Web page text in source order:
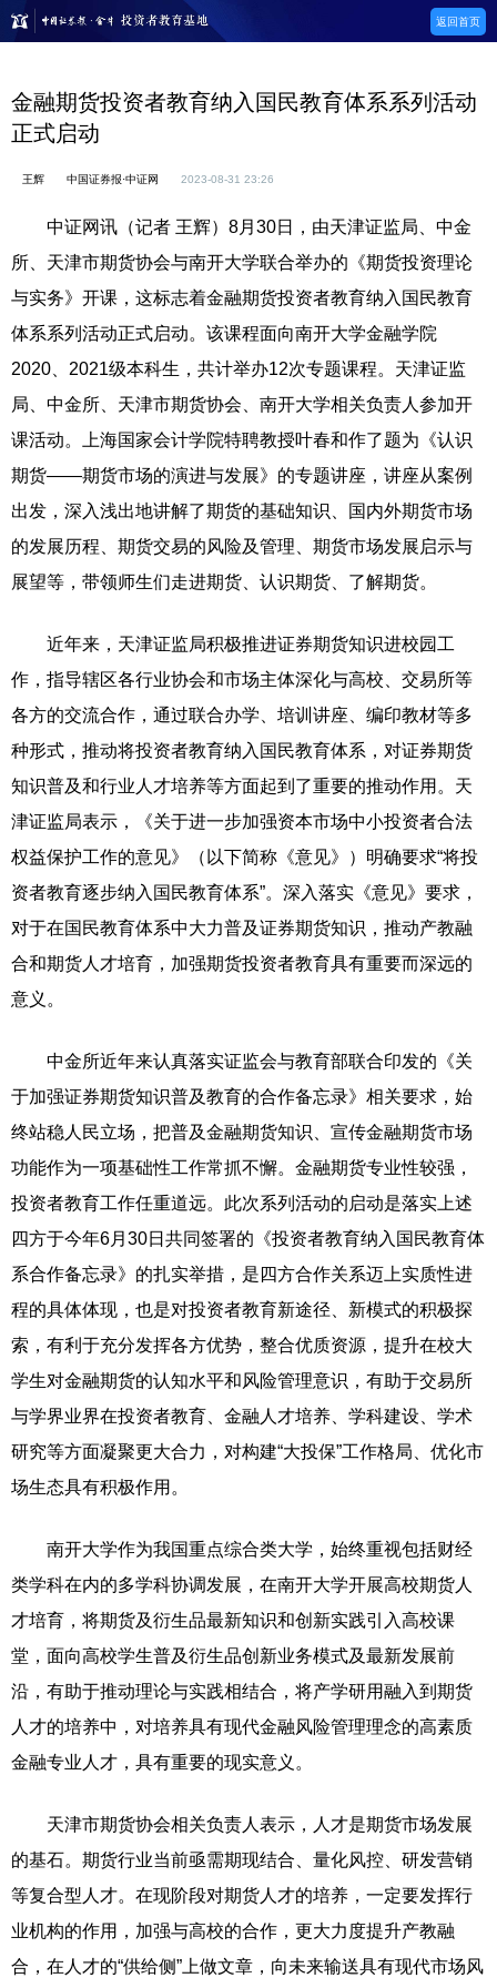
返回首页
金融期货投资者教育纳入国民教育体系系列活动
正式启动
王辉 中国证券报·中证网 2023-08-31 23:26
中证网讯（记者 王辉）8月30日，由天津证监局、中金
所、天津市期货协会与南开大学联合举办的《期货投资理论
与实务》开课，这标志着金融期货投资者教育纳入国民教育
体系系列活动正式启动。该课程面向南开大学金融学院
2020、2021级本科生，共计举办12次专题课程。天津证监
局、中金所、天津市期货协会、南开大学相关负责人参加开
课活动。上海国家会计学院特聘教授叶春和作了题为《认识
期货——期货市场的演进与发展》的专题讲座，讲座从案例
出发，深入浅出地讲解了期货的基础知识、国内外期货市场
的发展历程、期货交易的风险及管理、期货市场发展启示与
展望等，带领师生们走进期货、认识期货、了解期货。
近年来，天津证监局积极推进证券期货知识进校园工
作，指导辖区各行业协会和市场主体深化与高校、交易所等
各方的交流合作，通过联合办学、培训讲座、编印教材等多
种形式，推动将投资者教育纳入国民教育体系，对证券期货
知识普及和行业人才培养等方面起到了重要的推动作用。天
津证监局表示，《关于进一步加强资本市场中小投资者合法
权益保护工作的意见》（以下简称《意见》）明确要求“将投
资者教育逐步纳入国民教育体系”。深入落实《意见》要求，
对于在国民教育体系中大力普及证券期货知识，推动产教融
合和期货人才培育，加强期货投资者教育具有重要而深远的
意义。
中金所近年来认真落实证监会与教育部联合印发的《关
于加强证券期货知识普及教育的合作备忘录》相关要求，始
终站稳人民立场，把普及金融期货知识、宣传金融期货市场
功能作为一项基础性工作常抓不懈。金融期货专业性较强，
投资者教育工作任重道远。此次系列活动的启动是落实上述
四方于今年6月30日共同签署的《投资者教育纳入国民教育体
系合作备忘录》的扎实举措，是四方合作关系迈上实质性进
程的具体体现，也是对投资者教育新途径、新模式的积极探
索，有利于充分发挥各方优势，整合优质资源，提升在校大
学生对金融期货的认知水平和风险管理意识，有助于交易所
与学界业界在投资者教育、金融人才培养、学科建设、学术
研究等方面凝聚更大合力，对构建“大投保”工作格局、优化市
场生态具有积极作用。
南开大学作为我国重点综合类大学，始终重视包括财经
类学科在内的多学科协调发展，在南开大学开展高校期货人
才培育，将期货及衍生品最新知识和创新实践引入高校课
堂，面向高校学生普及衍生品创新业务模式及最新发展前
沿，有助于推动理论与实践相结合，将产学研用融入到期货
人才的培养中，对培养具有现代金融风险管理理念的高素质
金融专业人才，具有重要的现实意义。
天津市期货协会相关负责人表示，人才是期货市场发展
的基石。期货行业当前亟需期现结合、量化风控、研发营销
等复合型人才。在现阶段对期货人才的培养，一定要发挥行
业机构的作用，加强与高校的合作，更大力度提升产教融
合，在人才的“供给侧”上做文章，向未来输送具有现代市场风